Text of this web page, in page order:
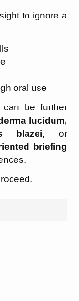
to ignore a
oral use
can be further
lucidum,
blazei, or
briefing